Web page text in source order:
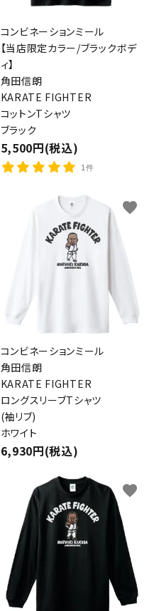
コンビネーションミール
【当店限定カラー/ブラックボデ
ィ】
角田信朗
KARATE FIGHTER
コットンTシャツ
ブラック
5,500円(税込)
1件
コンビネーションミール
角田信朗
KARATE FIGHTER
ロングスリーブTシャツ
(袖リブ)
ホワイト
6,930円(税込)
favorite
favorite